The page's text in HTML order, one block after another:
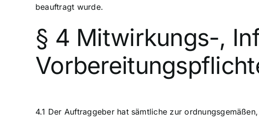
beauftragt wurde.
§ 4 Mitwirkungs-,
4.1 Der Auftraggeber hat sämtliche zur